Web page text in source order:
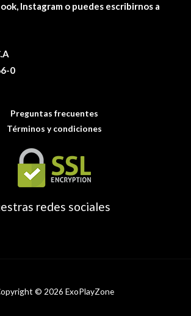
Instagram o puedes escribirnos a
0
Preguntas frecuentes
Términos y condiciones
redes sociales
© 2026 ExoPlayZone